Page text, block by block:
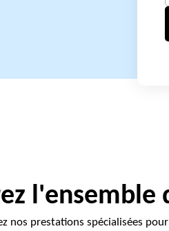
l'ensemble
nos prestations spécialisées